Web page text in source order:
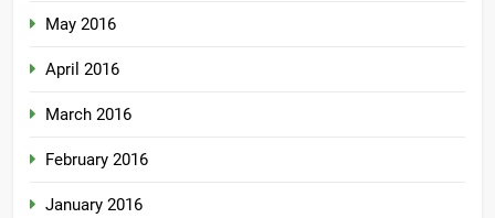
May 2016
April 2016
March 2016
February 2016
January 2016